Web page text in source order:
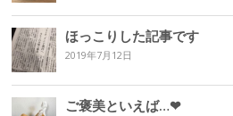
ほっこりした記事です
2019年7月12日
ご褒美といえば…❤︎